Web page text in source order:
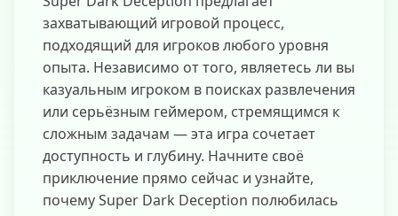
захватывающий игровой процесс,
подходящий для игроков любого уровня
опыта. Независимо от того, являетесь ли вы
казуальным игроком в поисках развлечения
или серьёзным геймером, стремящимся к
сложным задачам — эта игра сочетает
доступность и глубину. Начните своё
приключение прямо сейчас и узнайте,
почему Super Dark Deception полюбилась